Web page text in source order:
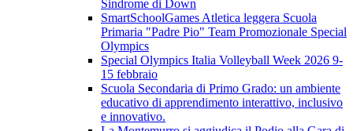
Sindrome di Down
SmartSchoolGames Atletica leggera Scuola
Primaria "Padre Pio" Team Promozionale Special
Olympics
Special Olympics Italia Volleyball Week 2026 9-
15 febbraio
Scuola Secondaria di Primo Grado: un ambiente
educativo di apprendimento interattivo, inclusivo
e innovativo.